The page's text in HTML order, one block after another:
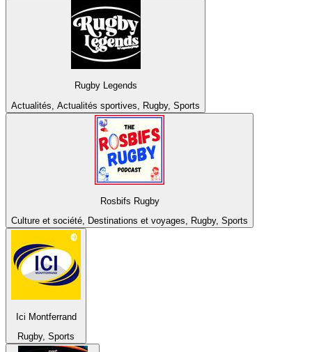
Rugby Legends
Actualités, Actualités sportives, Rugby, Sports
Rosbifs Rugby
Culture et société, Destinations et voyages, Rugby, Sports
Ici Montferrand
Rugby, Sports